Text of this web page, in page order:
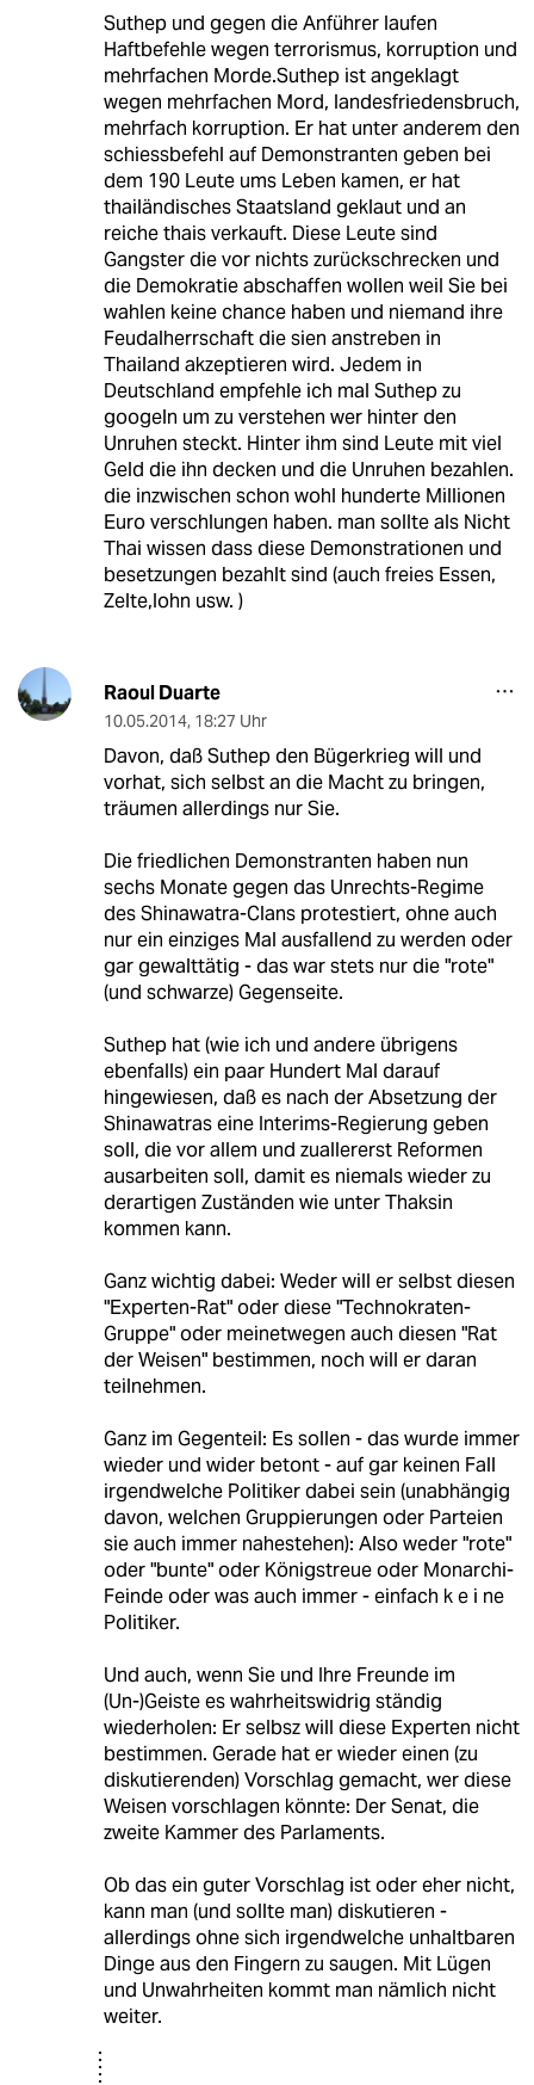
Suthep und gegen die Anführer laufen
Haftbefehle wegen terrorismus, korruption und
mehrfachen Morde.Suthep ist angeklagt
wegen mehrfachen Mord, landesfriedensbruch,
mehrfach korruption. Er hat unter anderem den
schiessbefehl auf Demonstranten geben bei
dem 190 Leute ums Leben kamen, er hat
thailändisches Staatsland geklaut und an
reiche thais verkauft. Diese Leute sind
Gangster die vor nichts zurückschrecken und
die Demokratie abschaffen wollen weil Sie bei
wahlen keine chance haben und niemand ihre
Feudalherrschaft die sien anstreben in
Thailand akzeptieren wird. Jedem in
Deutschland empfehle ich mal Suthep zu
googeln um zu verstehen wer hinter den
Unruhen steckt. Hinter ihm sind Leute mit viel
Geld die ihn decken und die Unruhen bezahlen.
die inzwischen schon wohl hunderte Millionen
Euro verschlungen haben. man sollte als Nicht
Thai wissen dass diese Demonstrationen und
besetzungen bezahlt sind (auch freies Essen,
Zelte,lohn usw. )
Raoul Duarte
10.05.2014, 18:27 Uhr
Davon, daß Suthep den Bügerkrieg will und
vorhat, sich selbst an die Macht zu bringen,
träumen allerdings nur Sie.
Die friedlichen Demonstranten haben nun
sechs Monate gegen das Unrechts-Regime
des Shinawatra-Clans protestiert, ohne auch
nur ein einziges Mal ausfallend zu werden oder
gar gewalttätig - das war stets nur die "rote"
(und schwarze) Gegenseite.
Suthep hat (wie ich und andere übrigens
ebenfalls) ein paar Hundert Mal darauf
hingewiesen, daß es nach der Absetzung der
Shinawatras eine Interims-Regierung geben
soll, die vor allem und zuallererst Reformen
ausarbeiten soll, damit es niemals wieder zu
derartigen Zuständen wie unter Thaksin
kommen kann.
Ganz wichtig dabei: Weder will er selbst diesen
"Experten-Rat" oder diese "Technokraten-
Gruppe" oder meinetwegen auch diesen "Rat
der Weisen" bestimmen, noch will er daran
teilnehmen.
Ganz im Gegenteil: Es sollen - das wurde immer
wieder und wider betont - auf gar keinen Fall
irgendwelche Politiker dabei sein (unabhängig
davon, welchen Gruppierungen oder Parteien
sie auch immer nahestehen): Also weder "rote"
oder "bunte" oder Königstreue oder Monarchi-
Feinde oder was auch immer - einfach k e i ne
Politiker.
Und auch, wenn Sie und Ihre Freunde im
(Un-)Geiste es wahrheitswidrig ständig
wiederholen: Er selbsz will diese Experten nicht
bestimmen. Gerade hat er wieder einen (zu
diskutierenden) Vorschlag gemacht, wer diese
Weisen vorschlagen könnte: Der Senat, die
zweite Kammer des Parlaments.
Ob das ein guter Vorschlag ist oder eher nicht,
kann man (und sollte man) diskutieren -
allerdings ohne sich irgendwelche unhaltbaren
Dinge aus den Fingern zu saugen. Mit Lügen
und Unwahrheiten kommt man nämlich nicht
weiter.